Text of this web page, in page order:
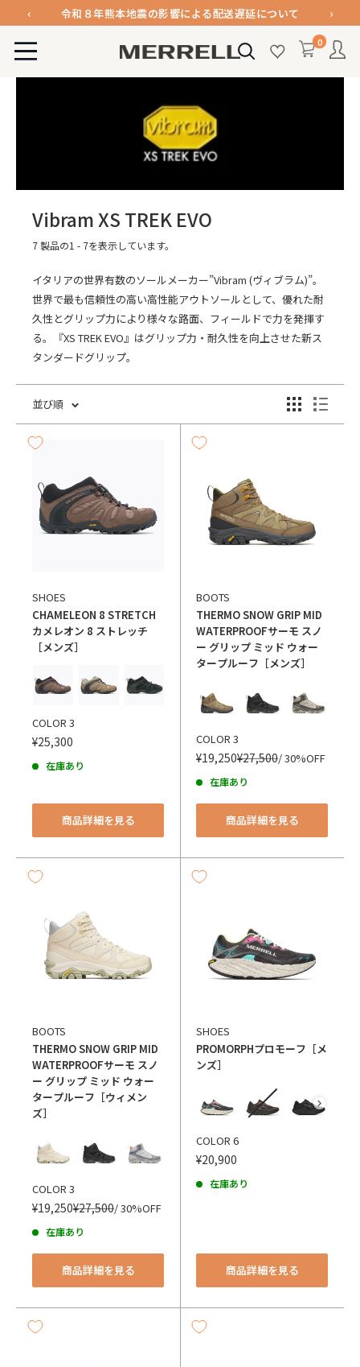
ン
‹
令和８年熊本地震の影響による配送遅延について
令和８年熊本地震の影響による配送遅延について
›
MERRELL
オ
ン
ラ
ン
ト
0
Vibram XS TREK EVO
7 製品の1 - 7を表示しています。
イタリアの世界有数のソールメーカー”Vibram (ヴィブラム)”。
世界で最も信頼性の高い高性能アウトソールとして、優れた耐
久性とグリップ力により様々な路面、フィールドで力を発揮す
る。『XS TREK EVO』はグリップ力・耐久性を向上させた新ス
タンダードグリップ。
並び順
SHOES
CHAMELEON 8 STRETCH
カメレオン 8 ストレッチ
［メンズ］
カラー
COLOR 3
¥25,300
在庫あり
商品詳細を見る
BOOTS
THERMO SNOW GRIP MID
WATERPROOFサーモ スノ
ー グリップ ミッド ウォー
タープルーフ［メンズ］
カラー
COLOR 3
¥19,250¥27,500/ 30%OFF
在庫あり
商品詳細を見る
BOOTS
THERMO SNOW GRIP MID
WATERPROOFサーモ スノ
ー グリップ ミッド ウォー
タープルーフ［ウィメン
ズ］
カラー
COLOR 3
¥19,250¥27,500/ 30%OFF
在庫あり
商品詳細を見る
SHOES
PROMORPHプロモーフ［メ
ンズ］
COLOR 6
¥20,900
在庫あり
商品詳細を見る